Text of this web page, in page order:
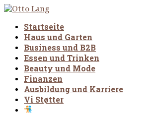
Startseite
Haus und Garten
Business und B2B
Essen und Trinken
Beauty und Mode
Finanzen
Ausbildung und Karriere
Vi Støtter